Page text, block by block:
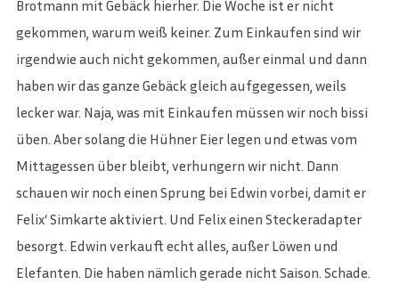
Brotmann mit Gebäck hierher. Die Woche ist er nicht
gekommen, warum weiß keiner. Zum Einkaufen sind wir
irgendwie auch nicht gekommen, außer einmal und dann
haben wir das ganze Gebäck gleich aufgegessen, weils
lecker war. Naja, was mit Einkaufen müssen wir noch bissi
üben. Aber solang die Hühner Eier legen und etwas vom
Mittagessen über bleibt, verhungern wir nicht. Dann
schauen wir noch einen Sprung bei Edwin vorbei, damit er
Felix‘ Simkarte aktiviert. Und Felix einen Steckeradapter
besorgt. Edwin verkauft echt alles, außer Löwen und
Elefanten. Die haben nämlich gerade nicht Saison. Schade.